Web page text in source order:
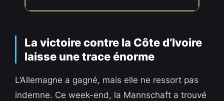
La victoire contre la Côte d’Ivoire
laisse une trace énorme
L’Allemagne a gagné, mais elle ne ressort pas
indemne. Ce week-end, la Mannschaft a trouvé